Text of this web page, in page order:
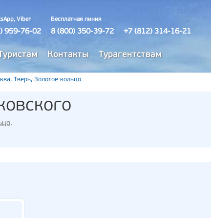
Viber
959-76-02
Бесплатная линия
8 (800) 350-39-72 +7 (812) 314-16-21
Контакты Турагентствам
Тверь, Золотое кольцо
,